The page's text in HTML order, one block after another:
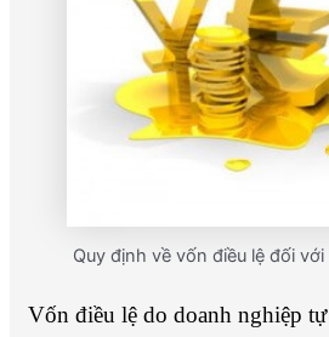
Quy định về vốn điều lệ đối
Vốn điều lệ do doanh nghiệp